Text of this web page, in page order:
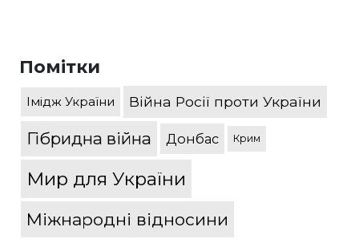
Помітки
Імідж України Війна Росії проти України
Гібридна війна Донбас Крим
Мир для України
Міжнародні відносини